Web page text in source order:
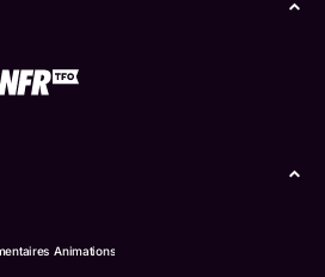
Animations
(TFO) - 2026